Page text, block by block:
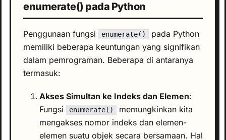
enumerate() pada Python
Penggunaan fungsi enumerate()
pada Python
memiliki beberapa keuntungan yang signifikan
dalam pemrograman. Beberapa di antaranya
termasuk:
Akses Simultan ke Indeks dan Elemen:
Fungsi
enumerate()
memungkinkan kita
mengakses nomor indeks dan elemen-
elemen suatu objek secara bersamaan. Hal